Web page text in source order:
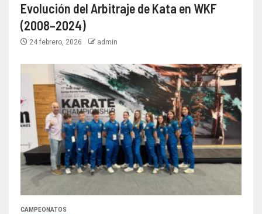
Evolución del Arbitraje de Kata en WKF
(2008–2024)
24 febrero, 2026 admin
CAMPEONATOS